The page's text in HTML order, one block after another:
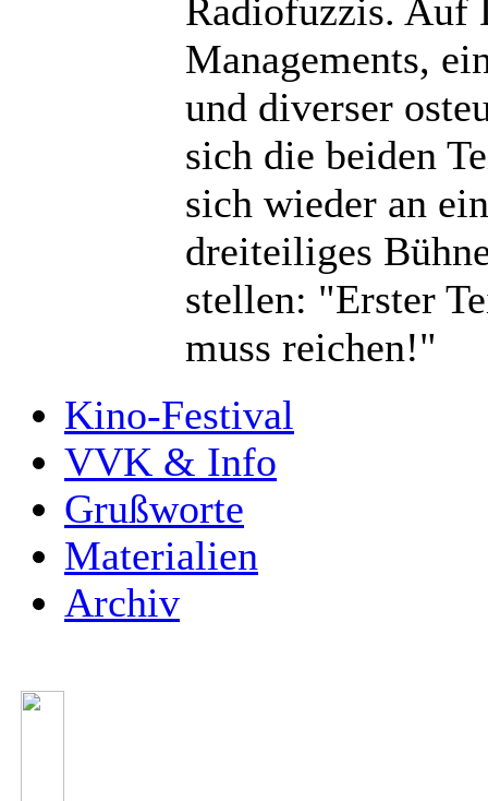
Radiofuzzis. Auf
Managements,
und diverser
sich die beiden
sich wieder an
dreiteiliges
stellen: "Erster
muss reichen!"
Kino-Festival
VVK & Info
Grußworte
Materialien
Archiv